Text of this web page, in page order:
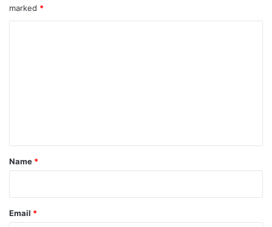
marked *
*
Name *
Email *